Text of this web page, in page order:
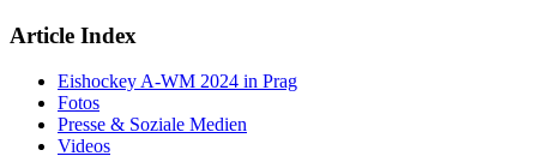
Article Index
Eishockey A-WM 2024 in Prag
Fotos
Presse & Soziale Medien
Videos